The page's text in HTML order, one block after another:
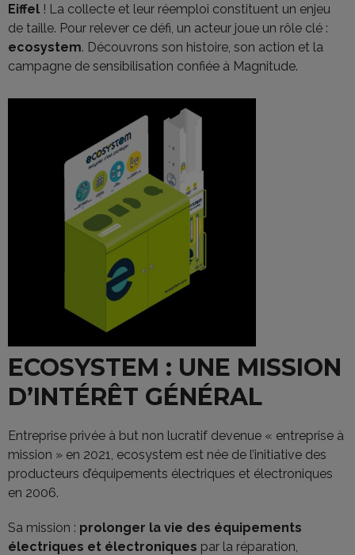
Eiffel ! La collecte et leur réemploi constituent un enjeu
de taille. Pour relever ce défi, un acteur joue un rôle clé :
ecosystem. Découvrons son histoire, son action et la
campagne de sensibilisation confiée à Magnitude.
ECOSYSTEM : UNE MISSION
D’INTÉRÊT GÉNÉRAL
Entreprise privée à but non lucratif devenue « entreprise à
mission » en 2021, ecosystem est née de l’initiative des
producteurs d’équipements électriques et électroniques
en 2006.
Sa mission : prolonger la vie des équipements
électriques et électroniques par la réparation,